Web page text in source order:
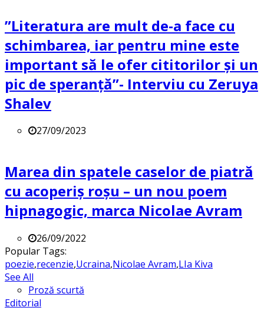
”Literatura are mult de-a face cu
schimbarea, iar pentru mine este
important să le ofer cititorilor și un
pic de speranță”- Interviu cu Zeruya
Shalev
27/09/2023
Marea din spatele caselor de piatră
cu acoperiș roșu – un nou poem
hipnagogic, marca Nicolae Avram
26/09/2022
Popular Tags:
poezie,recenzie,Ucraina,Nicolae Avram,LIa Kiva
See All
Proză scurtă
Editorial